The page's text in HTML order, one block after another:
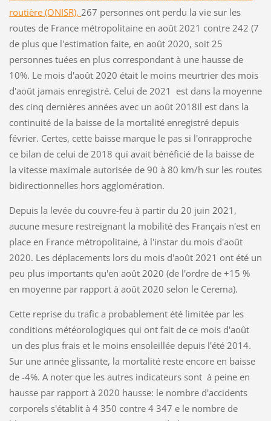
routière (ONISR), 267 personnes ont perdu la vie sur les
routes de France métropolitaine en août 2021 contre 242 (7
de plus que l'estimation faite, en août 2020, soit 25
personnes tuées en plus correspondant à une hausse de
10%. Le mois d'août 2020 était le moins meurtrier des mois
d'août jamais enregistré. Celui de 2021 est dans la moyenne
des cinq dernières années avec un août 2018Il est dans la
continuité de la baisse de la mortalité enregistré depuis
février. Certes, cette baisse marque le pas si l'onrapproche
ce bilan de celui de 2018 qui avait bénéficié de la baisse de
la vitesse maximale autorisée de 90 à 80 km/h sur les routes
bidirectionnelles hors agglomération.
Depuis la levée du couvre-feu à partir du 20 juin 2021,
aucune mesure restreignant la mobilité des Français n'est en
place en France métropolitaine, à l'instar du mois d'août
2020. Les déplacements lors du mois d'août 2021 ont été un
peu plus importants qu'en août 2020 (de l'ordre de +15 %
en moyenne par rapport à août 2020 selon le Cerema).
Cette reprise du trafic a probablement été limitée par les
conditions météorologiques qui ont fait de ce mois d'août
un des plus frais et le moins ensoleillée depuis l'été 2014.
Sur une année glissante, la mortalité reste encore en baisse
de -4%. A noter que les autres indicateurs sont à peine en
hausse par rapport à 2020 hausse: le nombre d'accidents
corporels s'établit à 4 350 contre 4 347 e le nombre de